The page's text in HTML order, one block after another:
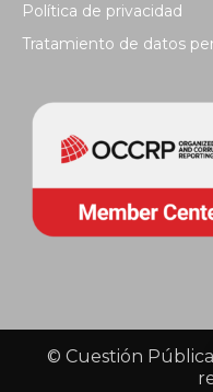
Política de privacidad
Tratamiento de datos
© Cuestión